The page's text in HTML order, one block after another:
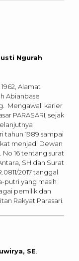
Ngurah
Alamat
Abianbase
Mengawali karier
PARASARI, sejak
tahun 1989 sampai
menjadi Dewan
No 16 tentang surat
SH dan Surat
2017 tanggal
putri yang masih
pemilik dan
Rakyat Parasari.
SE.